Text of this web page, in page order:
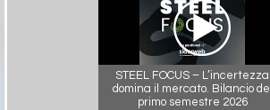
STEEL FOCUS – L’incertezza
domina il mercato. Bilancio del
primo semestre 2026